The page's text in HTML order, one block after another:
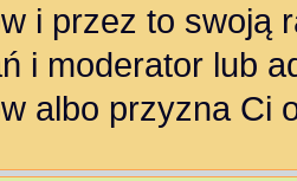
i przez to swoją
i moderator lub
albo przyzna Ci